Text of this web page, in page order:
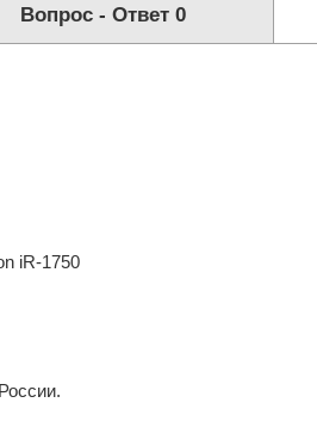
Вопрос - Ответ0
iR-1750